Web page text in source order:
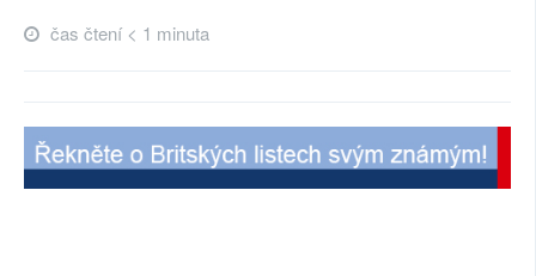
AUTOŘI
čas čtení < 1 minuta